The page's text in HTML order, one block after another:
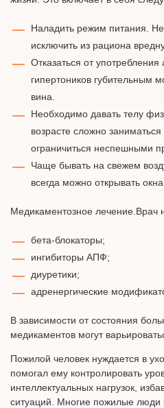
Наладить режим питания.
исключить из рациона
Отказаться от
гипертоников губительным
вина.
Необходимо давать телу
возрасте сложно
ограничиться неспешными
Чаще бывать на свежем
всегда можно открывать
Медикаментозное лечение.Врач
бета-блокаторы;
ингибиторы АПФ;
диуретики;
адренергические
В зависимости от состояния
медикаментов могут
Пожилой человек нуждается в
помогал ему контролировать
интеллектуальных нагрузок,
ситуаций. Многие пожилые люди